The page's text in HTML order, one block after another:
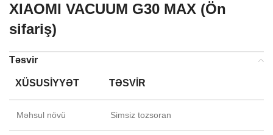
XIAOMI VACUUM G30 MAX (Ön
sifariş)
Təsvir
XÜSUSIYYƏT TƏSVIR
Məhsul növü Simsiz tozsoran